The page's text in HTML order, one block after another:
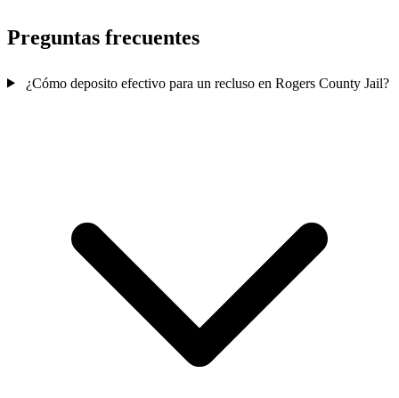
Preguntas frecuentes
¿Cómo deposito efectivo para un recluso en Rogers County Jail?